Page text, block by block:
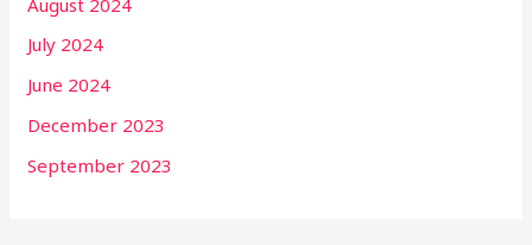
July 2024
June 2024
December 2023
September 2023